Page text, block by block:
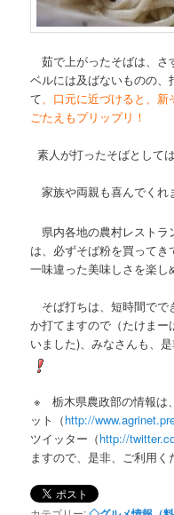
茹で上がったそばは、さ
ベルには及ばないものの、
て、口元に近づけると、
ごたえもプリップリ！
素人が打ったそばとして
家族や両親も喜んでくれ
県内各地の農村レストラ
は、必ずそば粉を買ってき
一味違った美味しさを楽し
そば打ちは、短時間でで
か打てますので（たけまー
いました)、みなさんも、
※ 栃木県農政部の情報は
ット（http://
ツイッター（http://
ますので、是非、ご利用く